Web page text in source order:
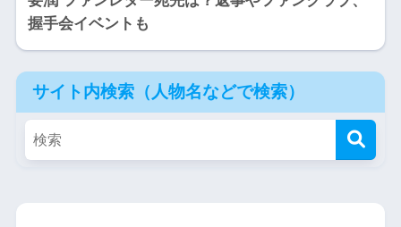
握手会イベントも
サイト内検索（人物名などで検索）